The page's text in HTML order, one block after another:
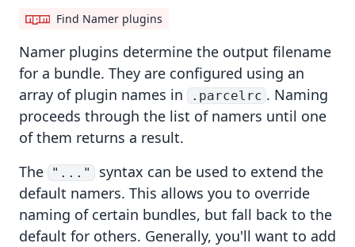
Find Namer plugins
Namer plugins determine the output filename
for a bundle. They are configured using an
array of plugin names in
.parcelrc . Naming
proceeds through the list of namers until one
of them returns a result.
The
"..."
syntax can be used to extend the
default namers. This allows you to override
naming of certain bundles, but fall back to the
default for others. Generally, you'll want to add